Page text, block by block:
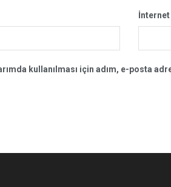
kullanılması için adım, e-posta